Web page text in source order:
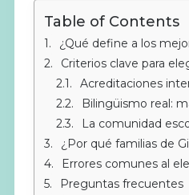
Table of Contents
¿Qué define a los mejores colegios para
Criterios clave para elegir
Acreditaciones
Bilingüismo real: más allá
La comunidad escolar:
¿Por qué familias de Gibraltar y La
Errores comunes al
Preguntas frecuentes